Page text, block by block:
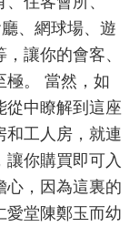
、網球場、遊
讓你的會客、
極。 當然，如
從中瞭解到這座
和工人房，就連
你購買即可入
心，因為這裏的
愛堂陳鄭玉而幼